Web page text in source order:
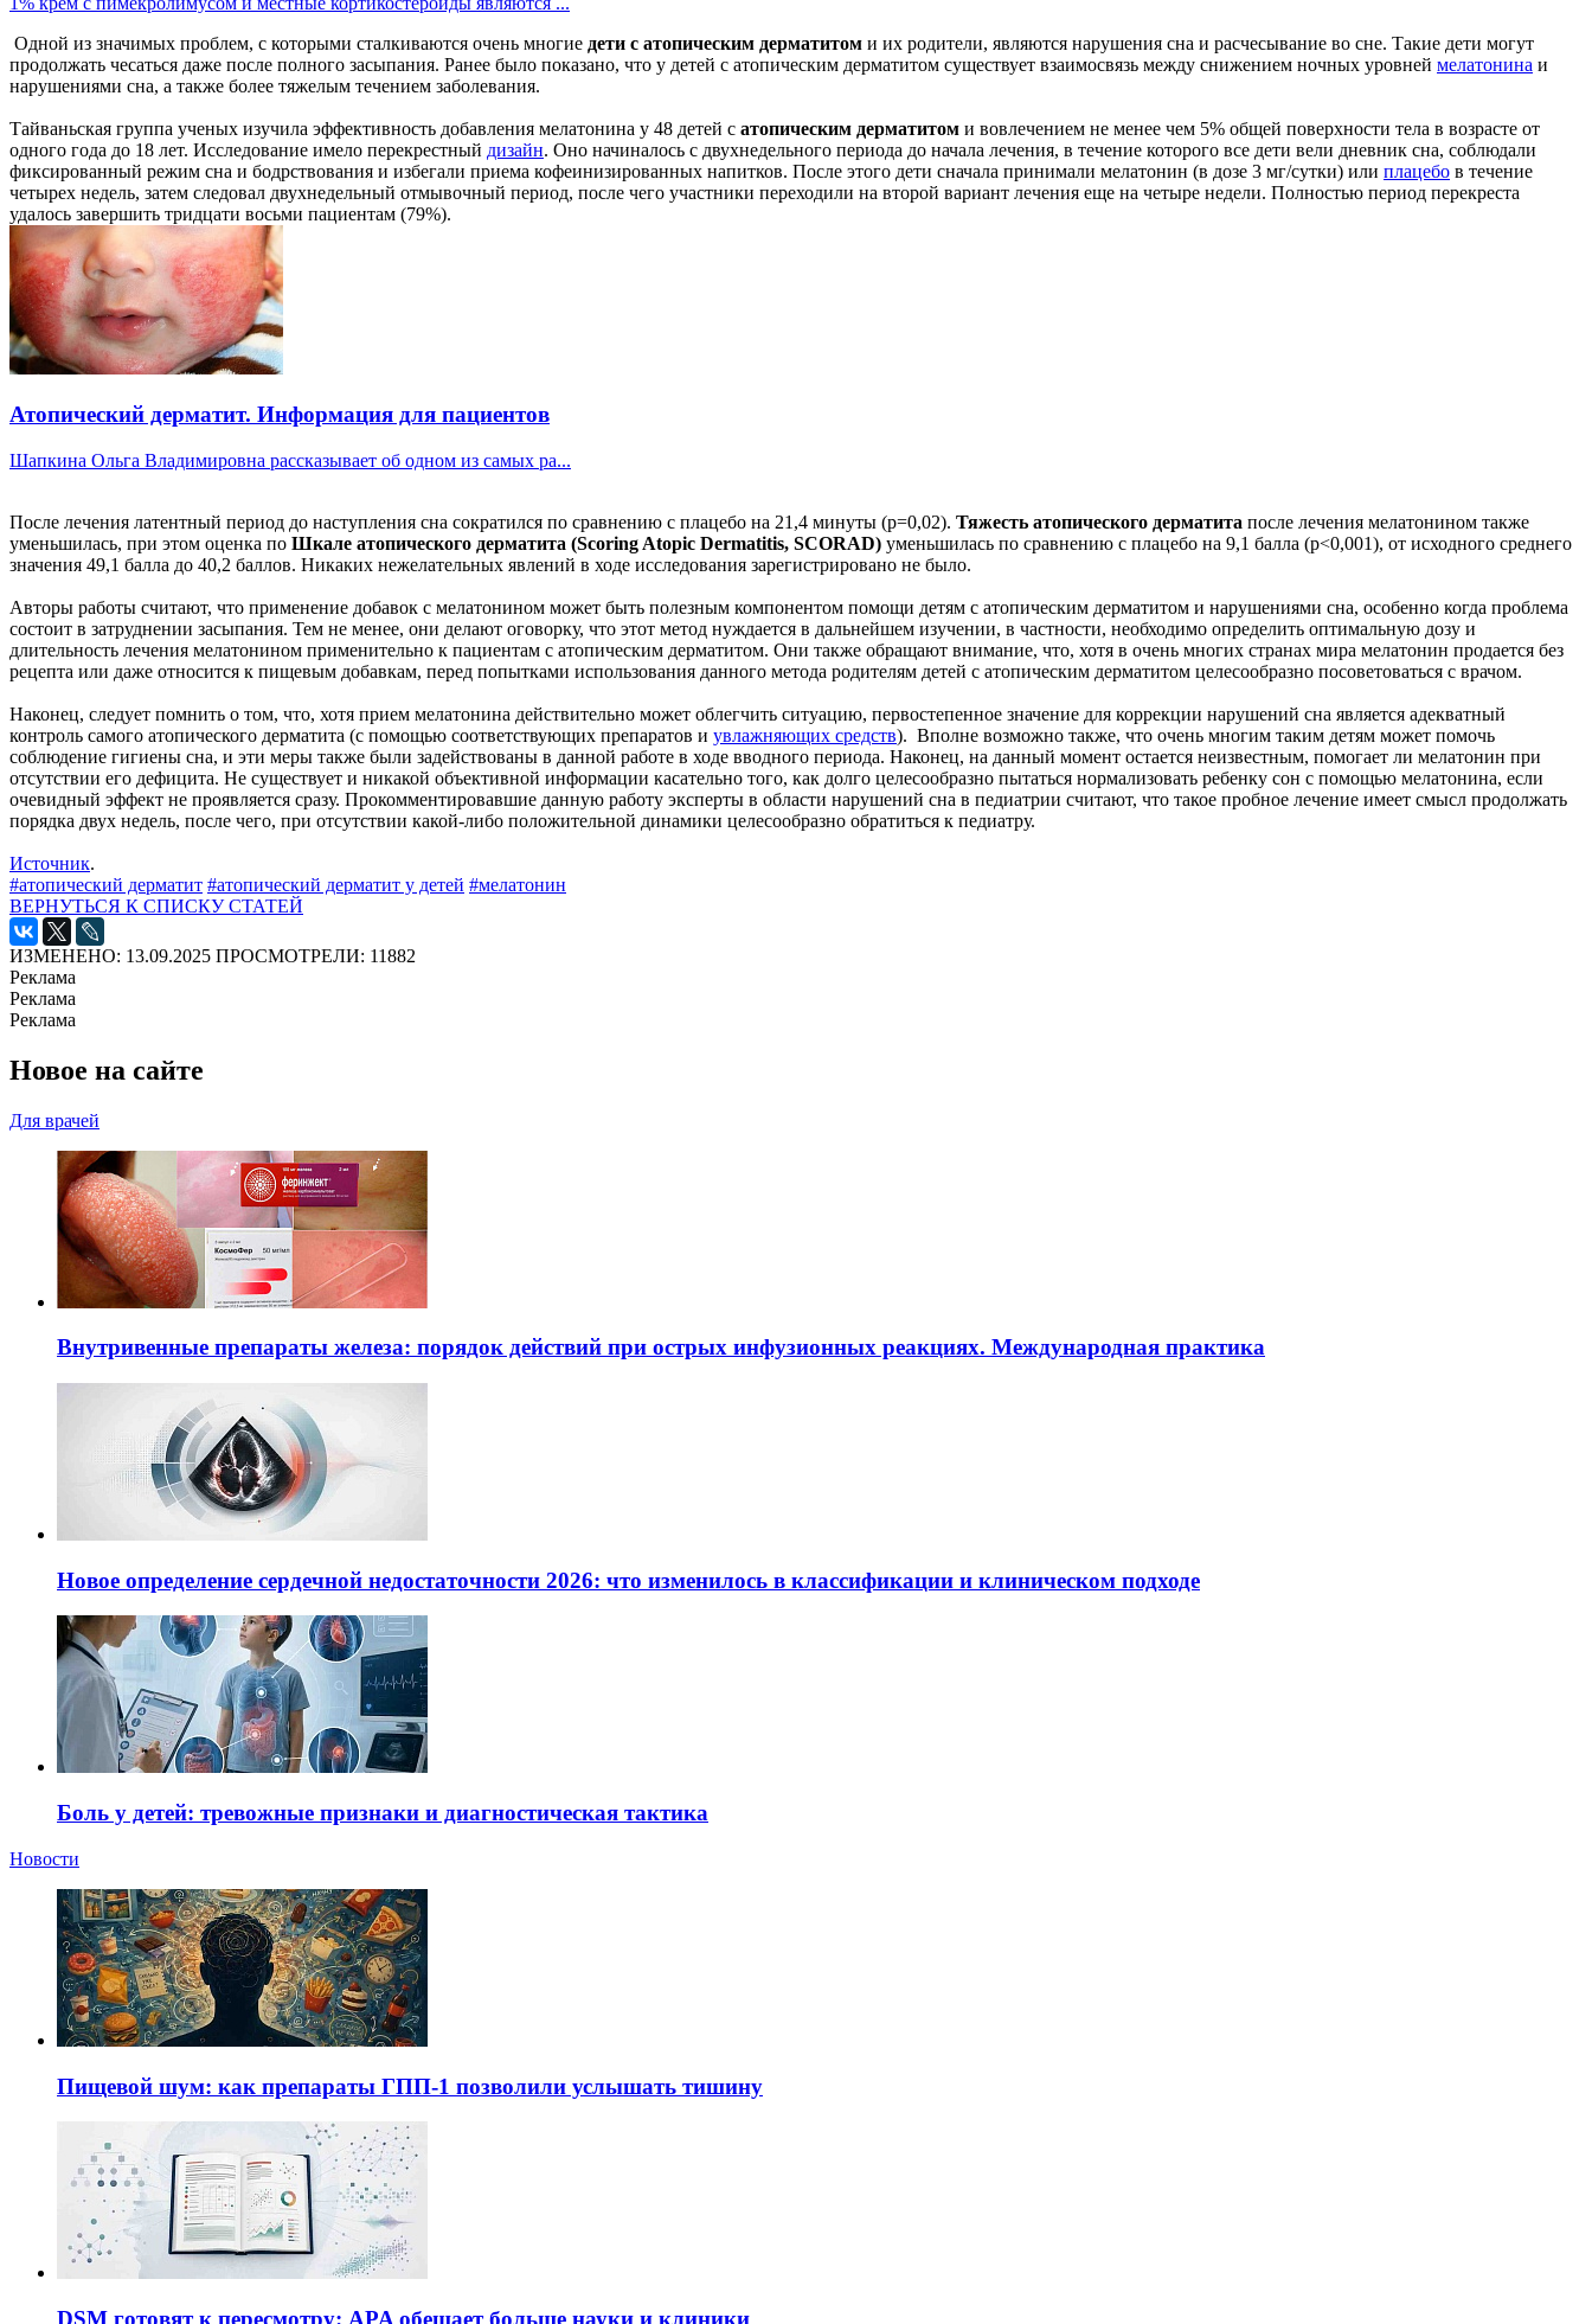
Одной из значимых проблем, с которыми сталкиваются очень многие дети с атопическим дерматитом и их родители, являются нарушения сна и расчесывание во сне. Такие дети могут
продолжать чесаться даже после полного засыпания. Ранее было показано, что у детей с атопическим дерматитом существует взаимосвязь между снижением ночных уровней мелатонина и
нарушениями сна, а также более тяжелым течением заболевания.
Тайваньская группа ученых изучила эффективность добавления мелатонина у 48 детей с атопическим дерматитом и вовлечением не менее чем 5% общей поверхности тела в возрасте от
одного года до 18 лет. Исследование имело перекрестный дизайн. Оно начиналось с двухнедельного периода до начала лечения, в течение которого все дети вели дневник сна, соблюдали
фиксированный режим сна и бодрствования и избегали приема кофеинизированных напитков. После этого дети сначала принимали мелатонин (в дозе 3 мг/сутки) или плацебо в течение
четырех недель, затем следовал двухнедельный отмывочный период, после чего участники переходили на второй вариант лечения еще на четыре недели. Полностью период перекреста
удалось завершить тридцати восьми пациентам (79%).
Атопический дерматит. Информация для пациентов
Шапкина Ольга Владимировна рассказывает об одном из самых ра...
После лечения латентный период до наступления сна сократился по сравнению с плацебо на 21,4 минуты (p=0,02). Тяжесть атопического дерматита после лечения мелатонином также
уменьшилась, при этом оценка по Шкале атопического дерматита (Scoring Atopic Dermatitis, SCORAD) уменьшилась по сравнению с плацебо на 9,1 балла (p<0,001), от исходного среднего
значения 49,1 балла до 40,2 баллов. Никаких нежелательных явлений в ходе исследования зарегистрировано не было.
Авторы работы считают, что применение добавок с мелатонином может быть полезным компонентом помощи детям с атопическим дерматитом и нарушениями сна, особенно когда проблема
состоит в затруднении засыпания. Тем не менее, они делают оговорку, что этот метод нуждается в дальнейшем изучении, в частности, необходимо определить оптимальную дозу и
длительность лечения мелатонином применительно к пациентам с атопическим дерматитом. Они также обращают внимание, что, хотя в очень многих странах мира мелатонин продается без
рецепта или даже относится к пищевым добавкам, перед попытками использования данного метода родителям детей с атопическим дерматитом целесообразно посоветоваться с врачом.
Наконец, следует помнить о том, что, хотя прием мелатонина действительно может облегчить ситуацию, первостепенное значение для коррекции нарушений сна является адекватный
контроль самого атопического дерматита (с помощью соответствующих препаратов и увлажняющих средств). Вполне возможно также, что очень многим таким детям может помочь
соблюдение гигиены сна, и эти меры также были задействованы в данной работе в ходе вводного периода. Наконец, на данный момент остается неизвестным, помогает ли мелатонин при
отсутствии его дефицита. Не существует и никакой объективной информации касательно того, как долго целесообразно пытаться нормализовать ребенку сон с помощью мелатонина, если
очевидный эффект не проявляется сразу. Прокомментировавшие данную работу эксперты в области нарушений сна в педиатрии считают, что такое пробное лечение имеет смысл продолжать
порядка двух недель, после чего, при отсутствии какой-либо положительной динамики целесообразно обратиться к педиатру.
Источник.
#атопический дерматит #атопический дерматит у детей #мелатонин
ВЕРНУТЬСЯ К СПИСКУ СТАТЕЙ
ИЗМЕНЕНО: 13.09.2025 ПРОСМОТРЕЛИ: 11882
Реклама
Реклама
Реклама
Новое на сайте
Для врачей
Внутривенные препараты железа: порядок действий при острых инфузионных реакциях. Международная практика
Новое определение сердечной недостаточности 2026: что изменилось в классификации и клиническом подходе
Боль у детей: тревожные признаки и диагностическая тактика
Новости
Пищевой шум: как препараты ГПП-1 позволили услышать тишину
DSM готовят к пересмотру: APA обещает больше науки и клиники